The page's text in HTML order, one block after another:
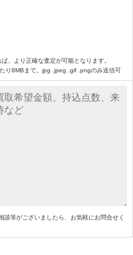
、より正確な査定が可能となります。
り8MBまで。jpg .jpeg .gif .pngのみ送信可
談等がございましたら、お気軽にお問合せく